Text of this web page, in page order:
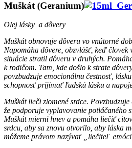
Muškát (Geranium)
Olej lásky a dôvery
Muškát obnovuje dôveru vo vnútorné
Napomáha dôvere, obzvlášť, keď človek
situácie stratil dôveru v druhých.
k rodičom. Tam, kde došlo k strate
povzbudzuje emocionálnu čestnosť,
schopnosť prijímať ľudskú lásku a
Muškát lieči zlomené srdce.
že podporuje vyplavovanie potláčaného
Muškát mierni hnev a pomáha liečiť
srdcu, aby sa znovu otvorilo, aby láska
môžeme právom nazývať „liečiteľ